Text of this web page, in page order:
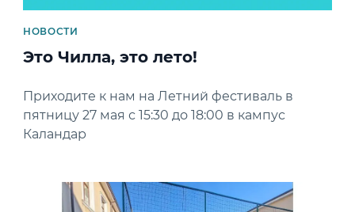
НОВОСТИ
Это Чилла, это лето!
Приходите к нам на Летний фестиваль в
пятницу 27 мая с 15:30 до 18:00 в кампус
Каландар
News image